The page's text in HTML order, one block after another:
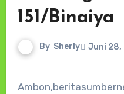
151/Binaiya
By Sherly Juni 28,
Ambon,beritasumbernews.com, Danrem